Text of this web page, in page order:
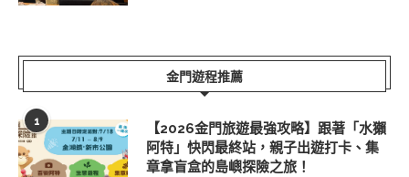
金門遊程推薦
1
【2026金門旅遊最強攻略】跟著「水獺
阿特」快閃最終站，親子出遊打卡、集
章拿盲盒的島嶼探險之旅！